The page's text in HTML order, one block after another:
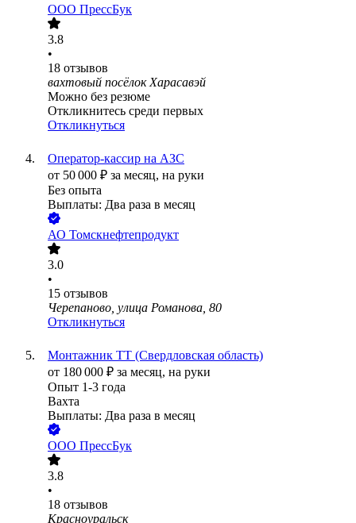
ООО ПрессБук
3.8
•
18 отзывов
вахтовый посёлок Харасавэй
Можно без резюме
Откликнитесь среди первых
Откликнуться
Оператор-кассир на АЗС
от 50 000 ₽ за месяц, на руки
Без опыта
Выплаты: Два раза в месяц
АО Томскнефтепродукт
3.0
•
15 отзывов
Черепаново, улица Романова, 80
Откликнуться
Монтажник ТТ (Свердловская область)
от 180 000 ₽ за месяц, на руки
Опыт 1-3 года
Вахта
Выплаты: Два раза в месяц
ООО ПрессБук
3.8
•
18 отзывов
Красноуральск